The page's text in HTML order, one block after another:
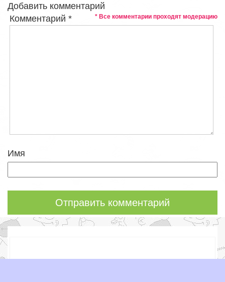
Добавить комментарий
* Все комментарии проходят модерацию
Комментарий*
Имя